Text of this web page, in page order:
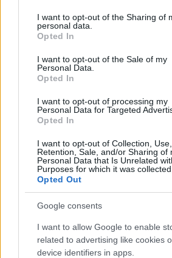
not limited to your visit or usage
grant or deny consent to Google and
use your data for below specified
consent section.
I want to opt-out of the Sharing of
personal data.
Opted In
I want to opt-out of the Sale of my
Personal Data.
Opted In
I want to opt-out of processing my
Personal Data for Targeted
Opted In
I want to opt-out of Collection, Use,
Retention, Sale, and/or Sharing of
Personal Data that Is Unrelated
Purposes for which it was collected.
Opted Out
Google consents
I want to allow Google to enable
related to advertising like cookies
device identifiers in apps.
befolyásolja a Vígszínház
életérzés, amit elmondott azelőbb?
Marton László: - Igen. Én úgy
nekünk fontos nagy dolgokról és
beszélni és ezért esett a
ezért játsszuk az Antonisz és
folytatni William Helmann-nak a
nálunk nem ismert, de rendkívül
programunkat.
D.K.: - Ha megnézem a William
játékok c. darabjának a
régi vígszínházas színeket,
Juditot pl., de Béres Ilona is
aki pedig a Pesti Magyar Színház
azért mégiscsak azt mondanám,
színésznő.